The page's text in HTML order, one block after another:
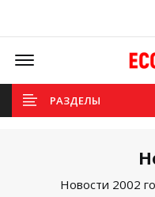
Offcanvas Menu Open
РАЗДЕЛЫ
Новости 2002